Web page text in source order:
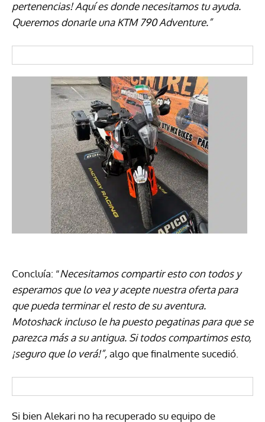
pertenencias! Aquí es donde necesitamos tu ayuda.
Queremos donarle una KTM 790 Adventure.”
Concluía: “Necesitamos compartir esto con todos y
esperamos que lo vea y acepte nuestra oferta para
que pueda terminar el resto de su aventura.
Motoshack incluso le ha puesto pegatinas para que se
parezca más a su antigua. Si todos compartimos esto,
¡seguro que lo verá!”,algo que finalmente sucedió.
Si bien Alekari no ha recuperado su equipo de